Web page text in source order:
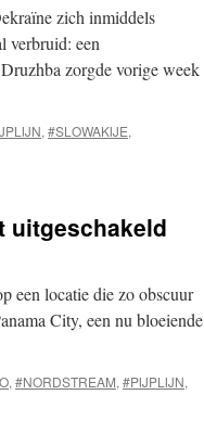
zich inmiddels
verbruid: een
zorgde vorige week
, #SLOWAKIJE,
uitgeschakeld
een locatie die zo obscuur
City, een nu bloeiende
, #NORDSTREAM, #PIJPLIJN,